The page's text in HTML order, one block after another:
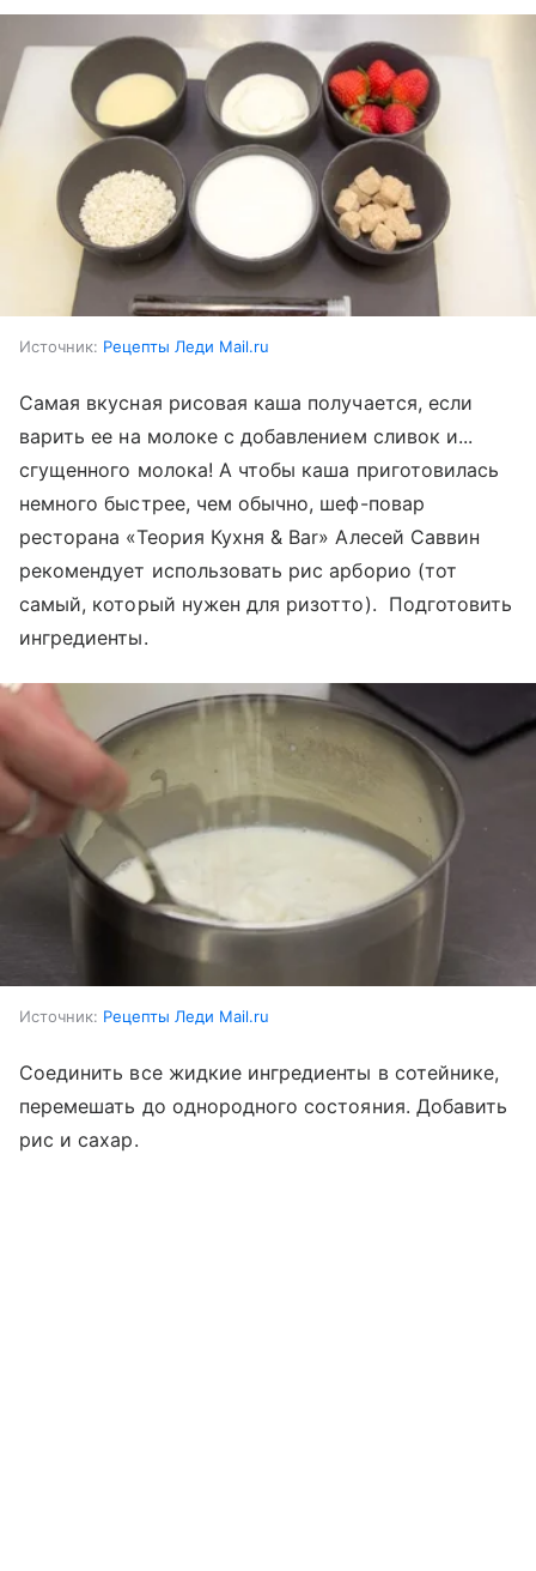
Источник: Рецепты Леди Mail.ru
Самая вкусная рисовая каша получается, если
варить ее на молоке с добавлением сливок и...
сгущенного молока! А чтобы каша приготовилась
немного быстрее, чем обычно, шеф-повар
ресторана «Теория Кухня & Bar» Алесей Саввин
рекомендует использовать рис арборио (тот
самый, который нужен для ризотто). Подготовить
ингредиенты.
Источник: Рецепты Леди Mail.ru
Соединить все жидкие ингредиенты в сотейнике,
перемешать до однородного состояния. Добавить
рис и сахар.